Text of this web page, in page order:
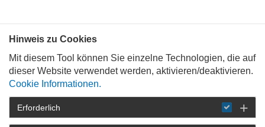
STARTSEITE DETAIL
Hinweis zu Cookies
Mit diesem Tool können Sie einzelne Technologien, die auf
dieser Website verwendet werden, aktivieren/deaktivieren.
Cookie Informationen.
Erforderlich